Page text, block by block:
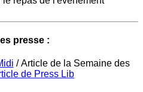
presse :
/ Article de la Semaine des
de Press Lib